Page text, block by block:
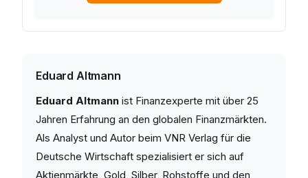
Eduard Altmann
Eduard Altmann ist Finanzexperte mit über 25
Jahren Erfahrung an den globalen Finanzmärkten.
Als Analyst und Autor beim VNR Verlag für die
Deutsche Wirtschaft spezialisiert er sich auf
Aktienmärkte, Gold, Silber, Rohstoffe und den